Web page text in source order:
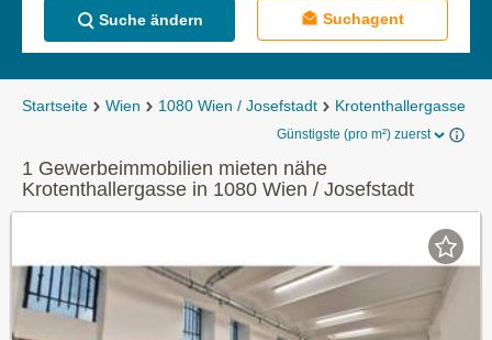
Suche ändern Suchagent
Startseite Wien 1080 Wien / Josefstadt Krotenthallergasse
Günstigste (pro m²) zuerst
1 Gewerbeimmobilien mieten nähe
Krotenthallergasse in 1080 Wien / Josefstadt